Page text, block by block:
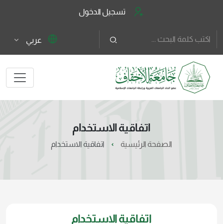
تسجيل الدخول
عربي
اتفاقية الاستخدام
الصفحة الرئيسية اتفاقية الاستخدام
اتفاقية الاستخدام